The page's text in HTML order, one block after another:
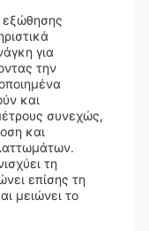
για
την
και
συνεχώς,
και
τη
επίσης τη
μειώνει το